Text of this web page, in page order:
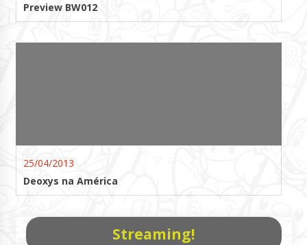
Preview BW012
25/04/2013
Deoxys na América
Streaming!